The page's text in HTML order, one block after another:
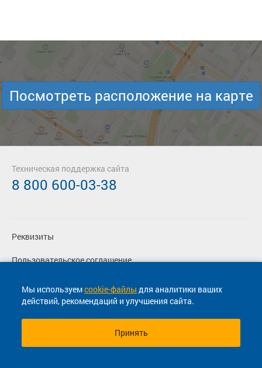
Мы используемcookie-файлы для аналитики ваших
действий, рекомендаций и улучшения сайта.
Принять
Посмотреть расположение на карте
Реквизиты
Пользовательское соглашение
Политика конфиденциальности
Согласие на маркетинговые сообщения
Техническая поддержка сайта
8 800 600-03-38
© 2013-2026, ООО "Капитал"- Онлайн сервис продажи